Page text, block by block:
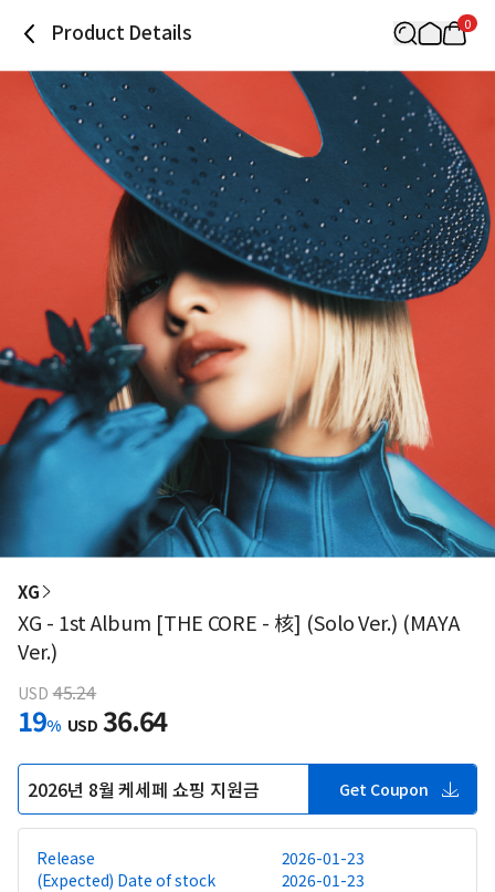
Product Details 0
XG
XG - 1st Album [THE CORE - 核] (Solo Ver.) (MAYA
Ver.)
USD 45.24
19% USD 36.64
2026년 8월 케세페 쇼핑 지원금 Get Coupon
Release
2026-01-23
(Expected) Date of stock
2026-01-23